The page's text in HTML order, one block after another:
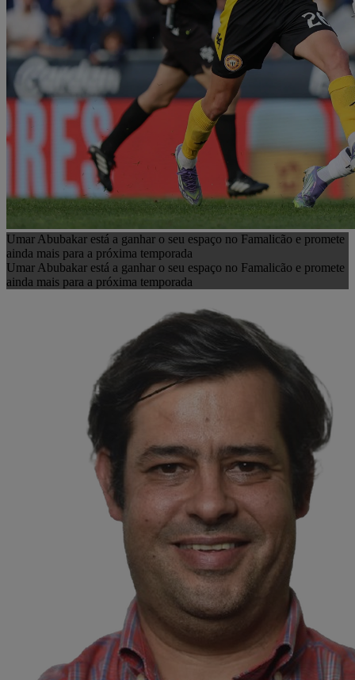
Umar Abubakar está a ganhar o seu espaço no Famalicão e promete
ainda mais para a próxima temporada
Umar Abubakar está a ganhar o seu espaço no Famalicão e promete
ainda mais para a próxima temporada